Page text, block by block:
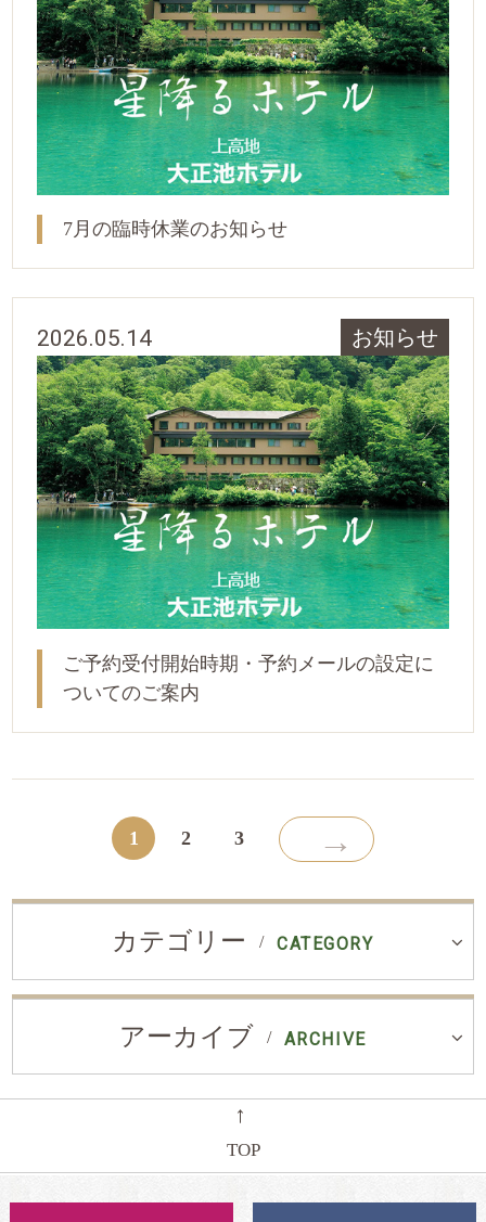
7月の臨時休業のお知らせ
2026.05.14 お知らせ
ご予約受付開始時期・予約メールの設定に
ついてのご案内
1 2 3 →
カテゴリー CATEGORY
アーカイブ ARCHIVE
←
TOP